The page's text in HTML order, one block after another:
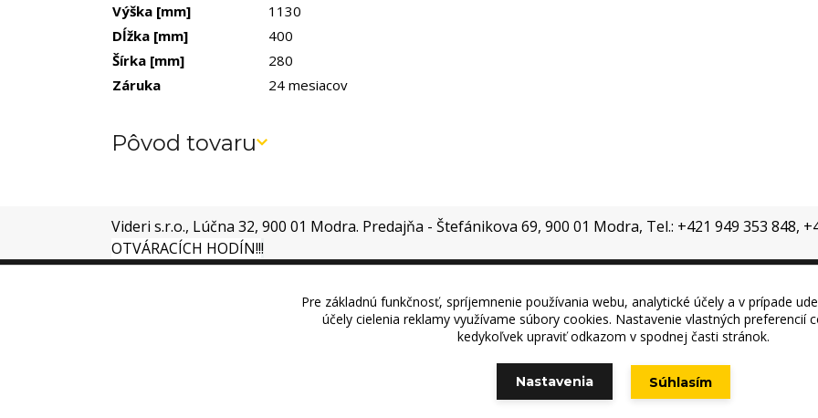
Výška [mm]
1130
Dĺžka [mm]
400
Šírka [mm]
280
Záruka
24 mesiacov
Pôvod tovaru
Videri s.r.o., Lúčna 32, 900 01 Modra. Predajňa - Štefánikova 69, 900 01 Modra, Tel.: +421 949 353 848,
OTVÁRACÍCH HODÍN!!!
Vytvorené na Eshop-rychlo.sk
Pre základnú funkčnosť, spríjemnenie používania webu, analytické účely a v prípade
účely cielenia reklamy využívame súbory cookies. Nastavenie vlastných preferencií
kedykoľvek upraviť odkazom v spodnej časti stránok.
Nastavenia Súhlasím